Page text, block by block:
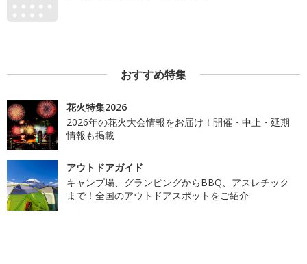
おすすめ特集
花火特集2026
2026年の花火大会情報をお届け！開催・中止・延期
情報も掲載
アウトドアガイド
キャンプ場、グランピングからBBQ、アスレチック
まで！全国のアウトドアスポットをご紹介